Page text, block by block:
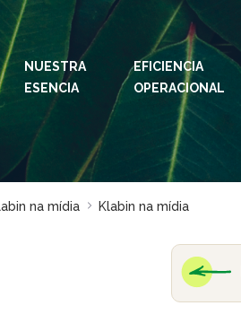
NUESTRA
ESENCIA
EFICIENCIA
OPERACIONAL
na mídia Klabin na mídia